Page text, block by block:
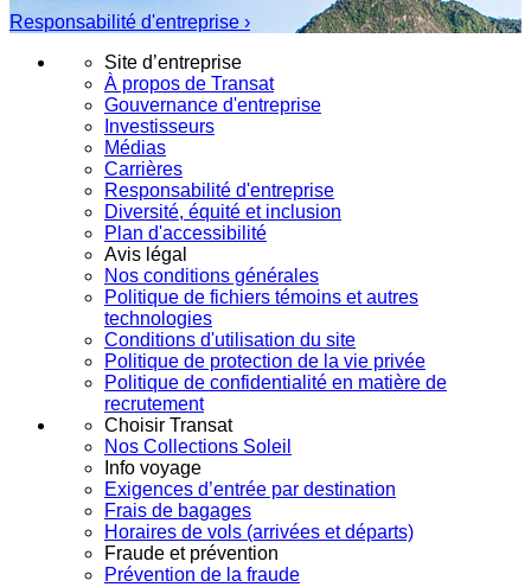
Responsabilité d'entreprise ›
Site d’entreprise
À propos de Transat
Gouvernance d'entreprise
Investisseurs
Médias
Carrières
Responsabilité d'entreprise
Diversité, équité et inclusion
Plan d'accessibilité
Avis légal
Nos conditions générales
Politique de fichiers témoins et autres
technologies
Conditions d'utilisation du site
Politique de protection de la vie privée
Politique de confidentialité en matière de
recrutement
Choisir Transat
Nos Collections Soleil
Info voyage
Exigences d’entrée par destination
Frais de bagages
Horaires de vols (arrivées et départs)
Fraude et prévention
Prévention de la fraude